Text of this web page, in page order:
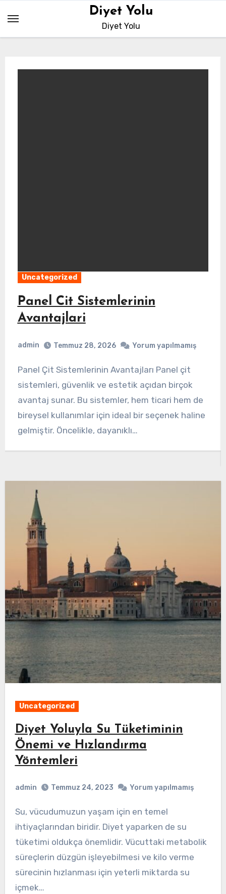
content
Diyet Yolu
Diyet Yolu
Yorum yapılmamış
açıdan birçok
hem ticari hem de
bir seçenek haline
İzmirde Evlere
admin Temmuz 28, 2026
İzmir’de Evlere PlayStation Teslimatı Bu
makalede, İzmir’de evlere
hizmetinin nasıl işlediğini,
kullanıcı deneyimlerini
bir oyun deneyimi için doğru
Uncategorized
Diyet Yoluyla Su Tüketiminin
Önemi ve Hızlandırma
Yöntemleri
admin Temmuz 24, 2023 Yorum yapılmamış
Su, vücudumuzun yaşam için en temel
ihtiyaçlarından biridir. Diyet yaparken de su
tüketimi oldukça önemlidir. Vücuttaki metabolik
süreçlerin düzgün işleyebilmesi ve kilo verme
sürecinin hızlanması için yeterli miktarda su
içmek…